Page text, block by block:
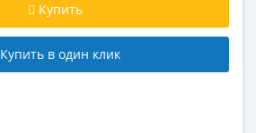
Купить
Купить в один клик